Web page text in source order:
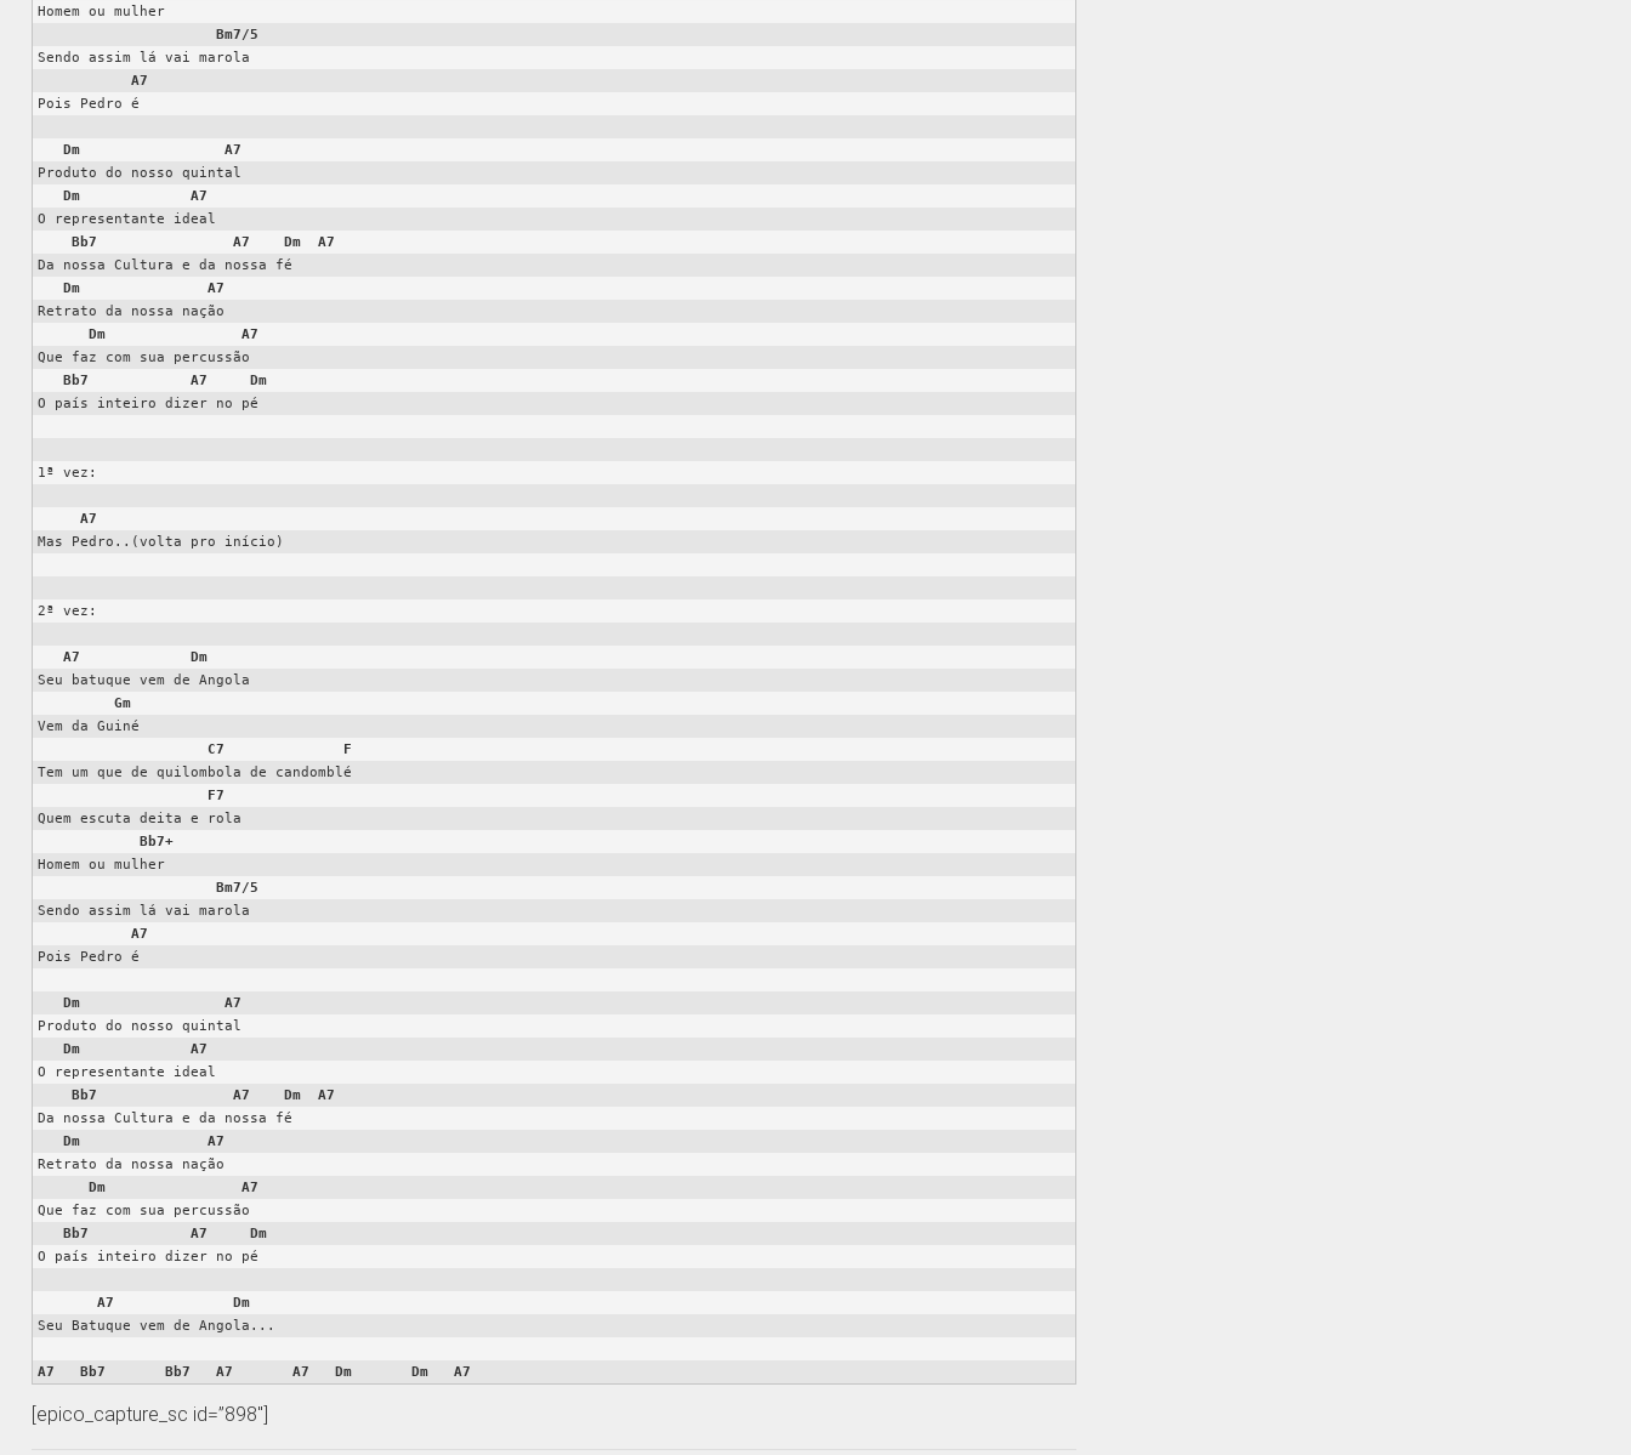
Homem ou mulher
Bm7/5
Sendo assim lá vai marola
A7
Pois Pedro é
Dm
A7
Produto do nosso quintal
Dm
A7
O representante ideal
Bb7
A7 Dm
A7
Da nossa Cultura e da nossa fé
Dm
A7
Retrato da nossa nação
Dm
A7
Que faz com sua percussão
Bb7
A7
Dm
O país inteiro dizer no pé
1ª vez:
A7
Mas Pedro..(volta pro início)
2ª vez:
A7
Dm
Seu batuque vem de Angola
Gm
Vem da Guiné
C7
F
Tem um que de quilombola de candomblé
F7
Quem escuta deita e rola
Bb7+
Homem ou mulher
Bm7/5
Sendo assim lá vai marola
A7
Pois Pedro é
Dm
A7
Produto do nosso quintal
Dm
A7
O representante ideal
Bb7
A7 Dm
A7
Da nossa Cultura e da nossa fé
Dm
A7
Retrato da nossa nação
Dm
A7
Que faz com sua percussão
Bb7
A7
Dm
O país inteiro dizer no pé
A7
Dm
Seu Batuque vem de Angola...
A7 Bb7 Bb7 A7 A7 Dm Dm A7
[epico_capture_sc id=”898″]